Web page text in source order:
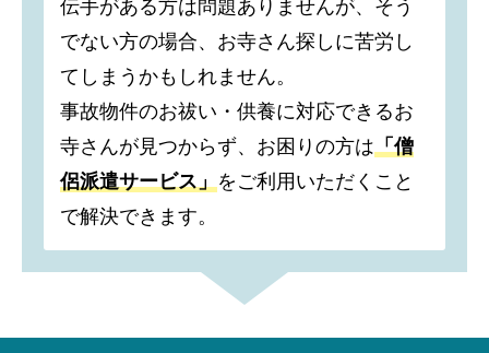
伝手がある方は問題ありませんが、そう
でない方の場合、お寺さん探しに苦労し
てしまうかもしれません。
事故物件のお祓い・供養に対応できるお
寺さんが見つからず、お困りの方は「僧
侶派遣サービス」をご利用いただくこと
で解決できます。